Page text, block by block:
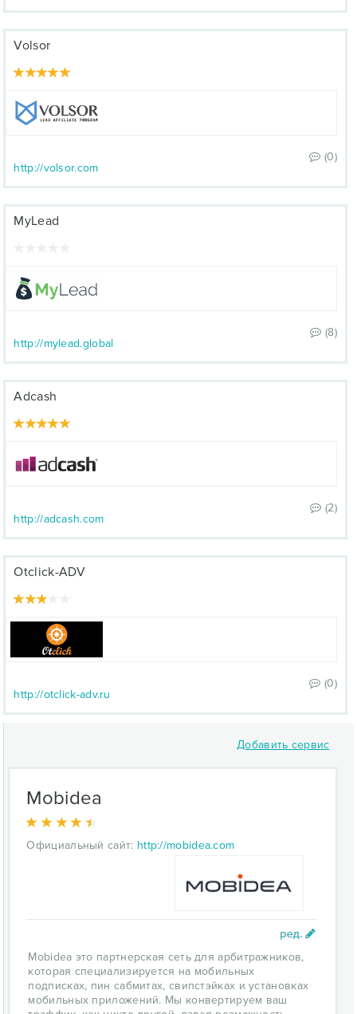
Volsor
(0)
http://volsor.com
MyLead
(8)
http://mylead.global
Adcash
(2)
http://adcash.com
Otclick-ADV
(0)
http://otclick-adv.ru
Добавить сервис
Mobidea
Официальный сайт: http://mobidea.com
Mobidea это партнерская сеть для арбитражников,
которая специализируется на мобильных
подписках, пин сабмитах, свипстэйках и установках
мобильных приложений. Мы конвертируем ваш